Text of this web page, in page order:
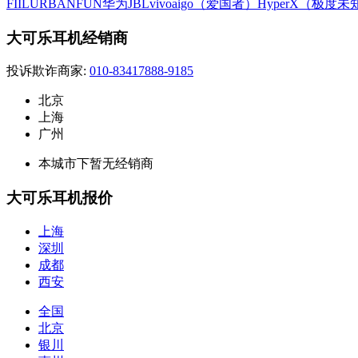
FIILURBANFUN华为JBLvivoaigo（爱国者） HyperX（极度未
大可乐耳机经销商
投诉欺诈商家: 010-83417888-9185
北京
上海
广州
本城市下暂无经销商
大可乐耳机报价
上海
深圳
成都
西安
全国
北京
银川